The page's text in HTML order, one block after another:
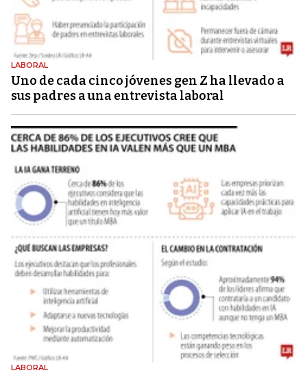
LABORAL
Uno de cada cinco jóvenes gen Z ha llevado a
sus padres a una entrevista laboral
LABORAL